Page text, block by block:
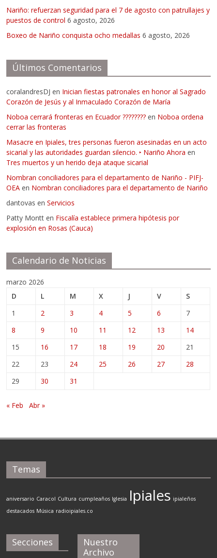
Nariño: refuerzan seguridad para el 7 de agosto con patrullajes y
puestos de control 6 agosto, 2026
Boxeo de Nariño conquista ocho medallas 6 agosto, 2026
Últimos Comentarios
coralandresDJ en Inician fiestas patronales en honor al Sagrado
Corazón de Jesús y al Inmaculado Corazón de María
Noboa cerrará fronteras en Ecuador ???????? en Noboa ordena
cerrar las fronteras
Masacre en Ipiales, tres personas fueron asesinadas en un acto
sicarial y las autoridades guardan silencio. ‣ Nariño Ahora en
Tres muertos y un herido deja ataque sicarial
Nombran conciliadores para el departamento de Nariño - PIFJ-
OEA en Nombran conciliadores para el departamento de Nariño
dantovas enServicios
Patty Montt en Fiscalía establece primera hipótesis por
explosión en Rosas (Cauca)
Calendario de Noticias
marzo 2026
D
L M X J V
S
1
2 3 4 5 6
7
8
9 10 11 12 13
14
15
16 17 18 19 20
21
22
23 24 25 26 27
28
29
30 31
« Feb Abr »
Temas
aniversario Caracol Cultura cumpleaños Iglesia Ipiales ipialeños
destacados Música radioipiales.co
Secciones
Nuestro
Archivo